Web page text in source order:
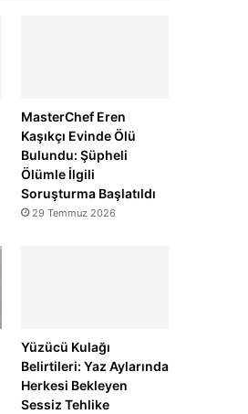
MasterChef Eren
Kaşıkçı Evinde Ölü
Bulundu: Şüpheli
Ölümle İlgili
Soruşturma Başlatıldı
29 Temmuz 2026
Yüzücü Kulağı
Belirtileri: Yaz Aylarında
Herkesi Bekleyen
Sessiz Tehlike